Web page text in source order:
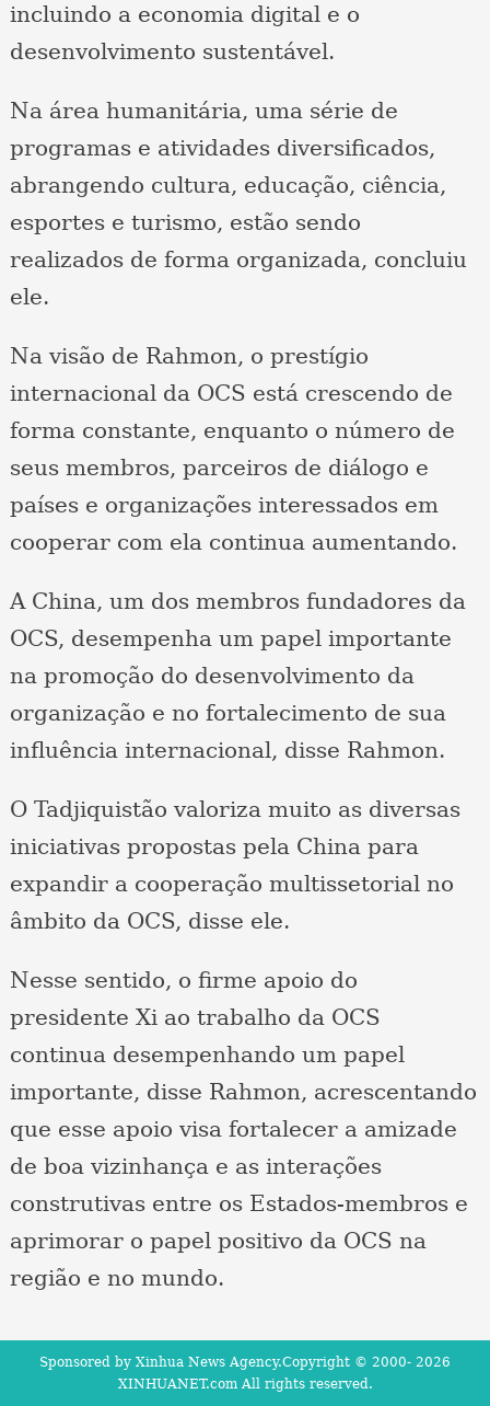
incluindo a economia digital e o
desenvolvimento sustentável.
Na área humanitária, uma série de
programas e atividades diversificados,
abrangendo cultura, educação, ciência,
esportes e turismo, estão sendo
realizados de forma organizada, concluiu
ele.
Na visão de Rahmon, o prestígio
internacional da OCS está crescendo de
forma constante, enquanto o número de
seus membros, parceiros de diálogo e
países e organizações interessados ​​em
cooperar com ela continua aumentando.
A China, um dos membros fundadores da
OCS, desempenha um papel importante
na promoção do desenvolvimento da
organização e no fortalecimento de sua
influência internacional, disse Rahmon.
O Tadjiquistão valoriza muito as diversas
iniciativas propostas pela China para
expandir a cooperação multissetorial no
âmbito da OCS, disse ele.
Nesse sentido, o firme apoio do
presidente Xi ao trabalho da OCS
continua desempenhando um papel
importante, disse Rahmon, acrescentando
que esse apoio visa fortalecer a amizade
de boa vizinhança e as interações
construtivas entre os Estados-membros e
aprimorar o papel positivo da OCS na
região e no mundo.
Sponsored by Xinhua News Agency.Copyright © 2000- 2026
XINHUANET.com All rights reserved.